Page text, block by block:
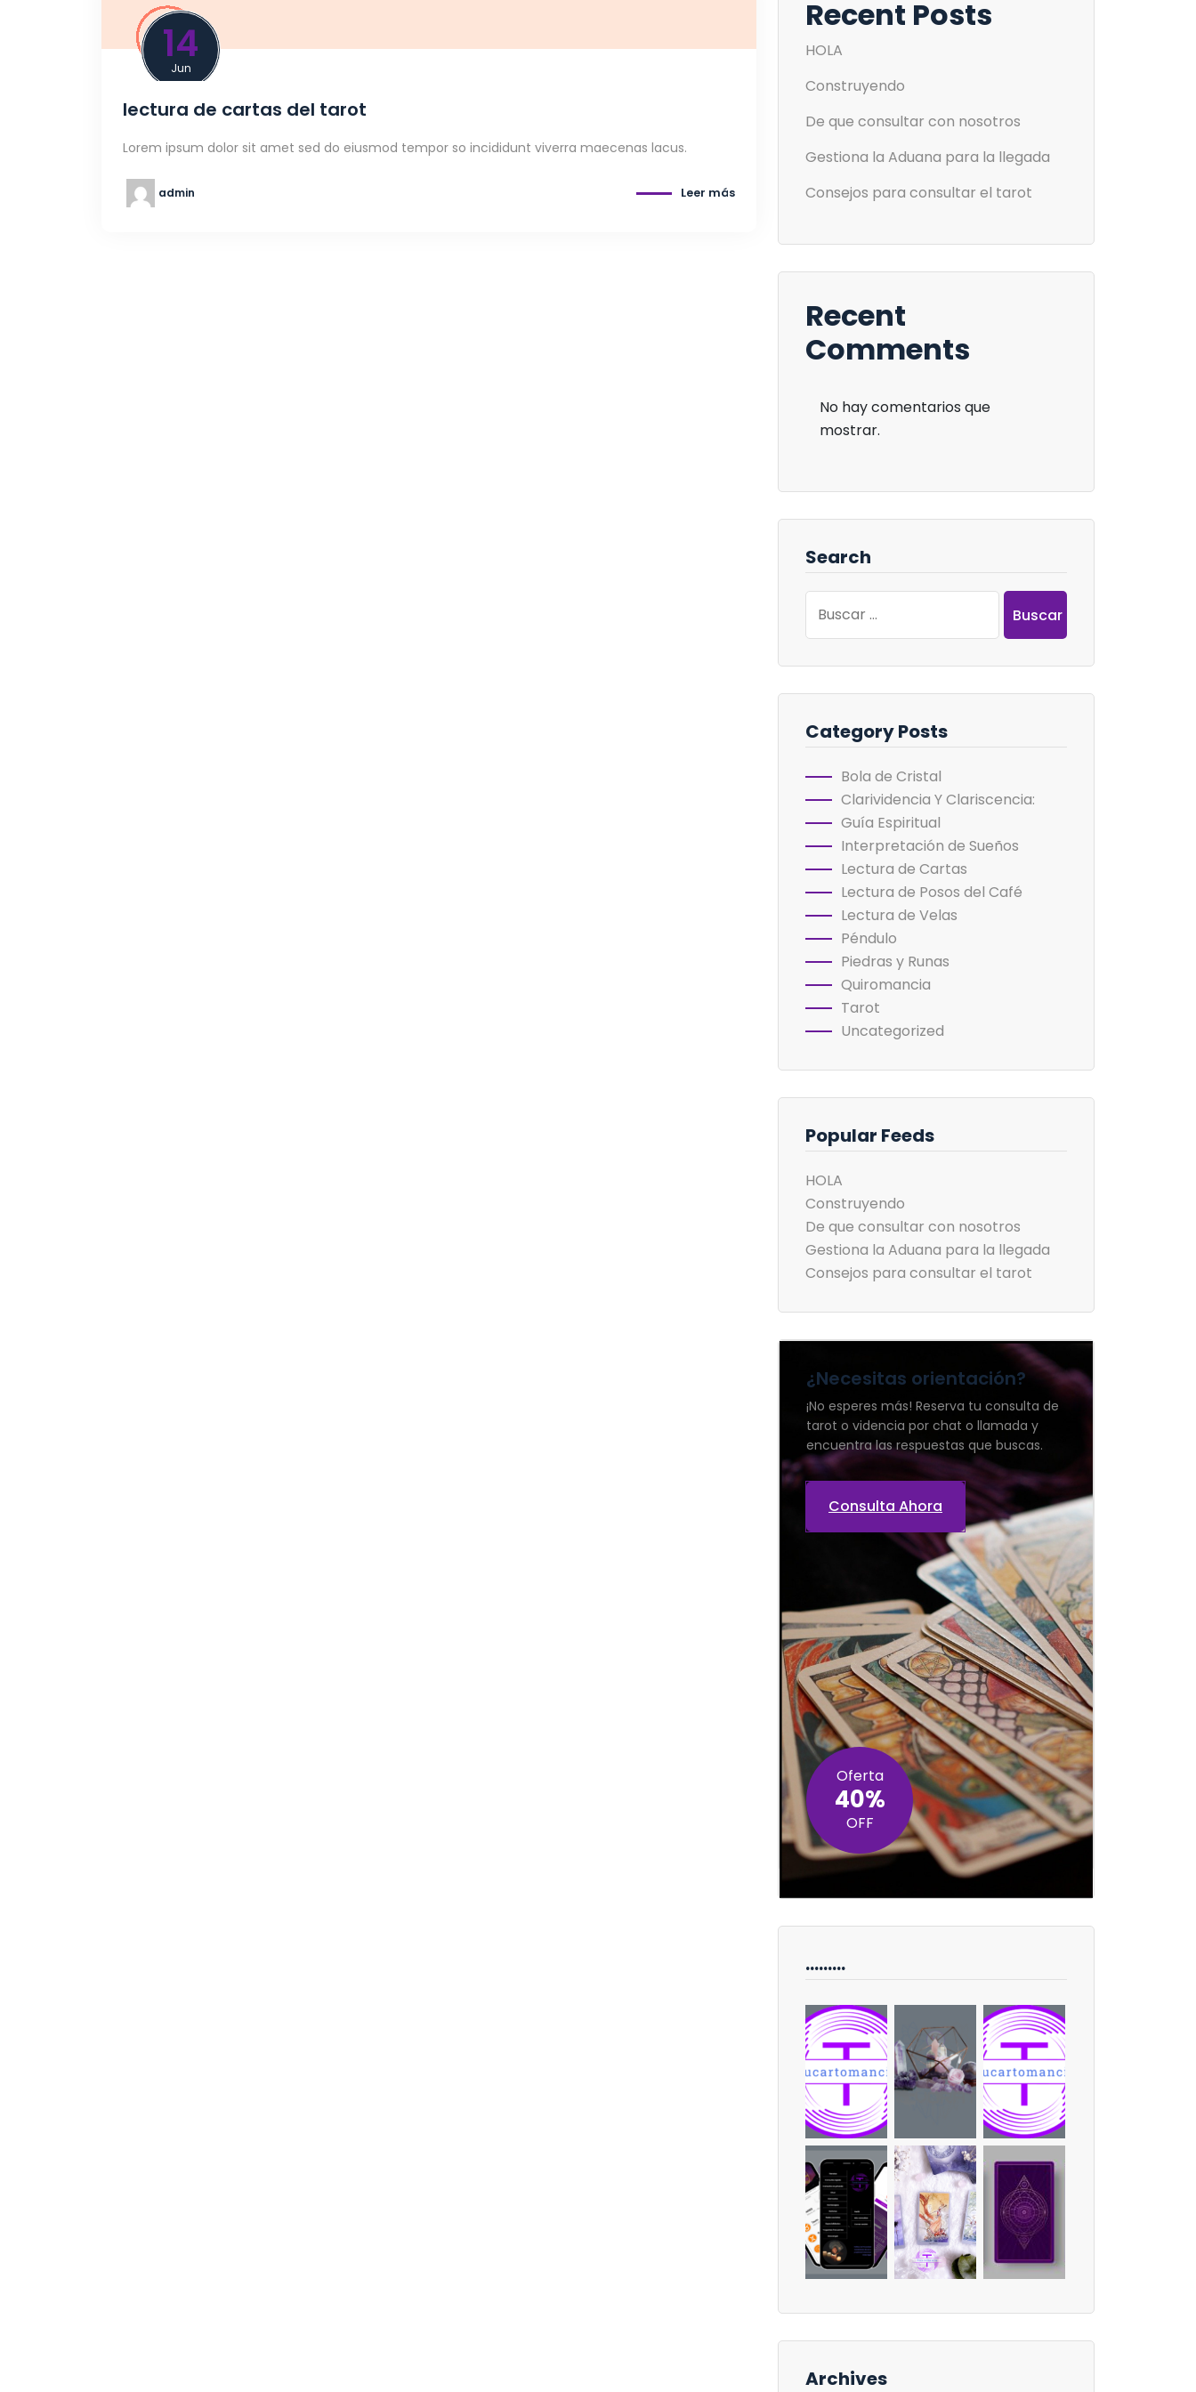
14
Jun
lectura de cartas del tarot
Lorem ipsum dolor sit amet sed do eiusmod tempor so incididunt viverra maecenas lacus.
Leer más
admin
Recent Posts
HOLA
Construyendo
De que consultar con nosotros
Gestiona la Aduana para la llegada
Consejos para consultar el tarot
Recent
Comments
No hay comentarios que
mostrar.
Search
Category Posts
Bola de Cristal
Clarividencia Y Clariscencia:
Guía Espiritual
Interpretación de Sueños
Lectura de Cartas
Lectura de Posos del Café
Lectura de Velas
Péndulo
Piedras y Runas
Quiromancia
Tarot
Uncategorized
Popular Feeds
HOLA
Construyendo
De que consultar con nosotros
Gestiona la Aduana para la llegada
Consejos para consultar el tarot
¿Necesitas orientación?
¡No esperes más! Reserva tu consulta de
tarot o videncia por chat o llamada y
encuentra las respuestas que buscas.
Consulta Ahora
Oferta
40%
OFF
………
Archives